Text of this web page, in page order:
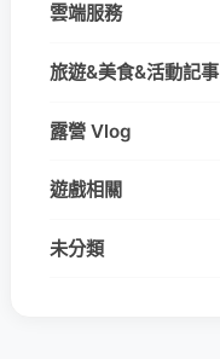
雲端服務
旅遊&美食&活動記事
露營 Vlog
遊戲相關
未分類